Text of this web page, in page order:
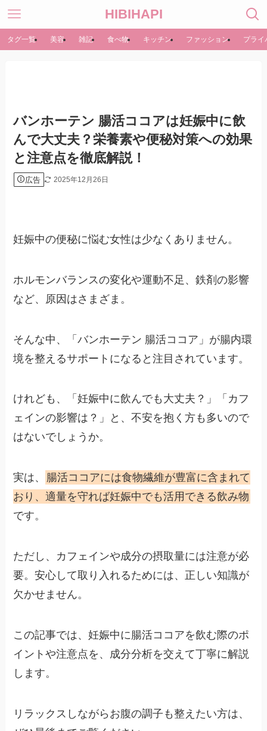
HIBIHAPI
タグ一覧 美容 雑記 食べ物 キッチン ファッション プライ
バンホーテン 腸活ココアは妊娠中に飲
んで大丈夫？栄養素や便秘対策への効果
と注意点を徹底解説！
広告 2025年12月26日
妊娠中の便秘に悩む女性は少なくありません。
ホルモンバランスの変化や運動不足、鉄剤の影響
など、原因はさまざま。
そんな中、「バンホーテン 腸活ココア」が腸内環
境を整えるサポートになると注目されています。
けれども、「妊娠中に飲んでも大丈夫？」「カフ
ェインの影響は？」と、不安を抱く方も多いので
はないでしょうか。
実は、
腸活ココアには食物繊維が豊富に含まれて
おり、適量を守れば妊娠中でも活用できる飲み物
です。
ただし、カフェインや成分の摂取量には注意が必
要。安心して取り入れるためには、正しい知識が
欠かせません。
この記事では、妊娠中に腸活ココアを飲む際のポ
イントや注意点を、成分分析を交えて丁寧に解説
します。
リラックスしながらお腹の調子も整えたい方は、